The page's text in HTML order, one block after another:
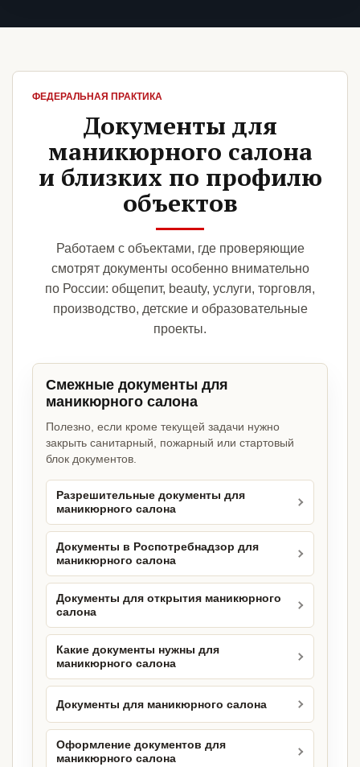
ФЕДЕРАЛЬНАЯ ПРАКТИКА
Документы для
маникюрного салона
и близких по профилю
объектов
Работаем с объектами, где проверяющие
смотрят документы особенно внимательно
по России: общепит, beauty, услуги, торговля,
производство, детские и образовательные
проекты.
Смежные документы для
маникюрного салона
Полезно, если кроме текущей задачи нужно
закрыть санитарный, пожарный или стартовый
блок документов.
Разрешительные документы для
маникюрного салона
Документы в Роспотребнадзор для
маникюрного салона
Документы для открытия маникюрного
салона
Какие документы нужны для
маникюрного салона
Документы для маникюрного салона
Оформление документов для
маникюрного салона